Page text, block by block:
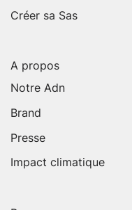
Créer sa Sas
A propos
Notre Adn
Brand
Presse
Impact climatique